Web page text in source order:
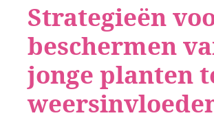
Strategieën
beschermen
jonge planten